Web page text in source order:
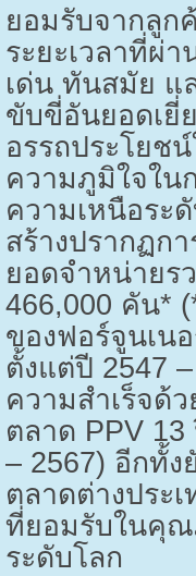
ยอมรับจากลูก
ระยะเวลาที่ผ่
เด่น ทันสมัย แ
ขับขี่อันยอดเยี่
อรรถประโยช
ความภูมิใจใน
ความเหนือระ
สร้างปรากฏก
ยอดจำหน่ายร
466,000 คัน*
ของฟอร์จูนเน
ตั้งแต่ปี 2547 –
ความสำเร็จด้
ตลาด PPV 13
– 2567) อีกทั้ง
ตลาดต่างประ
ที่ยอมรับในคุณ
ระดับโลก